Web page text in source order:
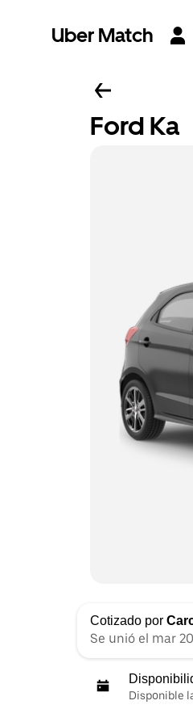
Uber Match
Ford Ka
Cotizado por
Se unió el mar
Disponible